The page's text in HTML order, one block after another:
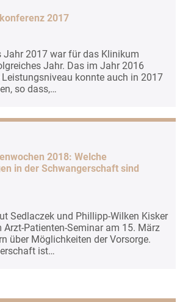
2017
Jahr 2017 war für das Klinikum
Jahr. Das im Jahr 2016
Leistungsniveau konnte auch in 2017
so dass,…
2018: Welche
in der Schwangerschaft sind
Sedlaczek und Phillipp-Wilken Kisker
Arzt-Patienten-Seminar am 15. März
über Möglichkeiten der Vorsorge.
ist…